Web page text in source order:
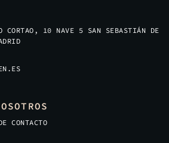
CORTAO, 10 NAVE 5 SAN SEBASTIÁN DE
CONTACTO